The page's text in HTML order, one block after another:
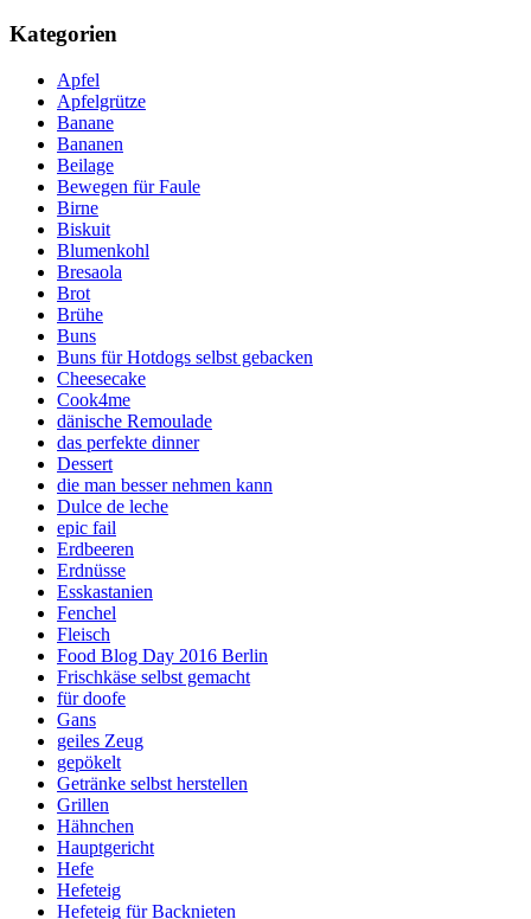
Kategorien
Apfel
Apfelgrütze
Banane
Bananen
Beilage
Bewegen für Faule
Birne
Biskuit
Blumenkohl
Bresaola
Brot
Brühe
Buns
Buns für Hotdogs selbst gebacken
Cheesecake
Cook4me
dänische Remoulade
das perfekte dinner
Dessert
die man besser nehmen kann
Dulce de leche
epic fail
Erdbeeren
Erdnüsse
Esskastanien
Fenchel
Fleisch
Food Blog Day 2016 Berlin
Frischkäse selbst gemacht
für doofe
Gans
geiles Zeug
gepökelt
Getränke selbst herstellen
Grillen
Hähnchen
Hauptgericht
Hefe
Hefeteig
Hefeteig für Backnieten